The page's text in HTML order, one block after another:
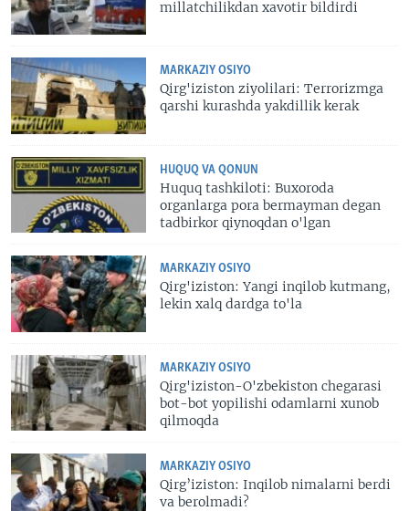
millatchilikdan xavotir bildirdi
MARKAZIY OSIYO
Qirg'iziston ziyolilari: Terrorizmga
qarshi kurashda yakdillik kerak
HUQUQ VA QONUN
Huquq tashkiloti: Buxoroda
organlarga pora bermayman degan
tadbirkor qiynoqdan o'lgan
MARKAZIY OSIYO
Qirg'iziston: Yangi inqilob kutmang,
lekin xalq dardga to'la
MARKAZIY OSIYO
Qirg'iziston-O'zbekiston chegarasi
bot-bot yopilishi odamlarni xunob
qilmoqda
MARKAZIY OSIYO
Qirg’iziston: Inqilob nimalarni berdi
va berolmadi?